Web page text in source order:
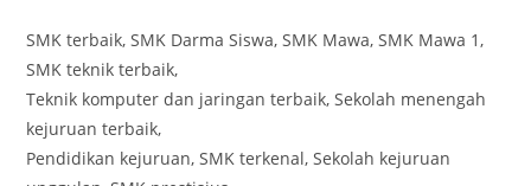
SMK terbaik, SMK Darma Siswa, SMK Mawa, SMK Mawa 1,
SMK teknik terbaik,
Teknik komputer dan jaringan terbaik, Sekolah menengah
kejuruan terbaik,
Pendidikan kejuruan, SMK terkenal, Sekolah kejuruan